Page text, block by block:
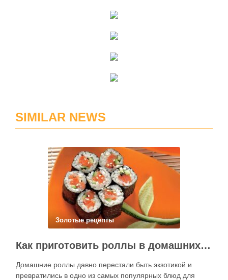
SIMILAR NEWS
Золотые рецепты
Как приготовить роллы в домашних условиях?
Домашние роллы давно перестали быть экзотикой и
превратились в одно из самых популярных блюд для